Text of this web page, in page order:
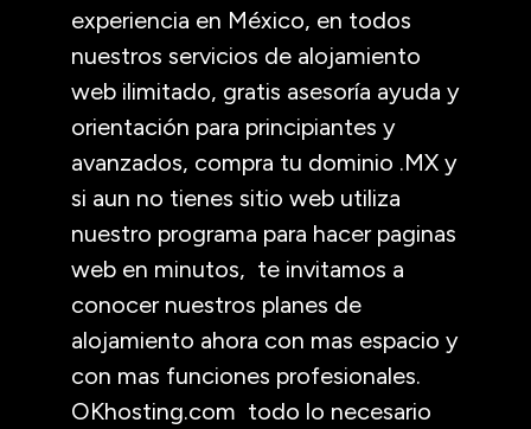
experiencia en México, en todos
nuestros servicios de alojamiento
web ilimitado, gratis asesoría ayuda y
orientación para principiantes y
avanzados, compra tu dominio .MX y
si aun no tienes sitio web utiliza
nuestro programa para hacer paginas
web en minutos, te invitamos a
conocer nuestros planes de
alojamiento ahora con mas espacio y
con mas funciones profesionales.
OKhosting.com todo lo necesario